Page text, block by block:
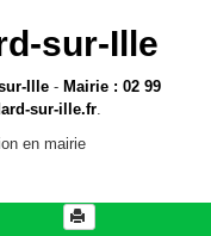
sur-Ille
Ille - Mairie : 02 99
sur-ille.fr.
en mairie